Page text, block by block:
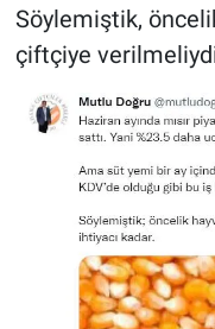
Söylemiştik,
çiftçiye